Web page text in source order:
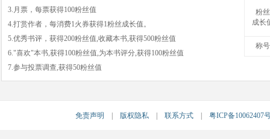
3.月票，每票获得100粉丝值
4.打赏作者，每消费1火券获得1粉丝成长值。
5.优秀书评，获得200粉丝值,收藏本书,获得500粉丝值
6."喜欢"本书,获得100粉丝值,为本书评分,获得100粉丝值
7.参与投票调查,获得50粉丝值
粉丝
成长
称号
免责声明 版权隐私 联系方式 粤ICP备10062407